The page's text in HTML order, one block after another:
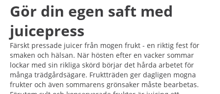
Gör din egen saft med
juicepress
Färskt pressade juicer från mogen frukt - en riktig fest för
smaken och hälsan. När hösten efter en vacker sommar
lockar med sin rikliga skörd börjar det hårda arbetet för
många trädgårdsägare. Fruktträden ger dagligen mogna
frukter och även sommarens grönsaker måste bearbetas.